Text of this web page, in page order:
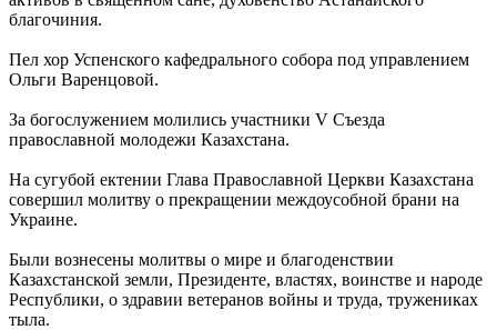
благочиния.
Пел хор Успенского кафедрального собора под управлением
Ольги Варенцовой.
За богослужением молились участники V Съезда
православной молодежи Казахстана.
На сугубой ектении Глава Православной Церкви Казахстана
совершил молитву о прекращении междоусобной брани на
Украине.
Были вознесены молитвы о мире и благоденствии
Казахстанской земли, Президенте, властях, воинстве и народе
Республики, о здравии ветеранов войны и труда, тружениках
тыла.